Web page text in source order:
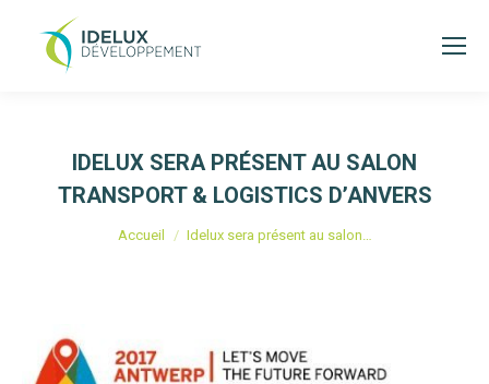
IDELUX SERA PRÉSENT AU SALON
TRANSPORT & LOGISTICS D’ANVERS
Vous êtes ici :
Accueil Idelux sera présent au salon…